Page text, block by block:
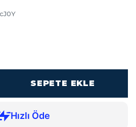
SEPETE EKLE